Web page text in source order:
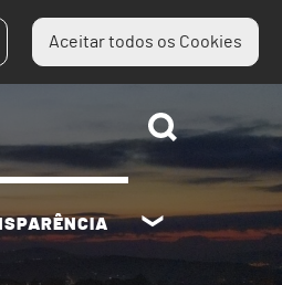
Aceitar todos os Cookies